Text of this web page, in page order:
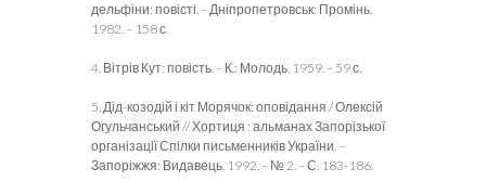
дельфіни: повісті. – Дніпропет­ровськ: Промінь,
1982. – 158 с.
4. Вітрів Кут: повість. – К.: Молодь, 1959. – 59 с.
5. Дід-козодій і кіт Морячок: оповідання / Олексій
Огульчанський // Хортиця : альманах Запорізької
організації Спілки письменників України. –
Запоріжжя: Видавець, 1992. – № 2. – С. 183-186.